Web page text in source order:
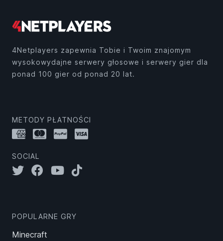
4Netplayers zapewnia Tobie i Twoim znajomym
wysokowydajne serwery głosowe i serwery gier dla
ponad 100 gier od ponad 20 lat.
METODY PŁATNOŚCI
SOCIAL
POPULARNE GRY
Minecraft